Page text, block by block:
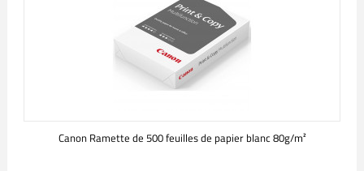
Canon Ramette de 500 feuilles de papier blanc 80g/m²